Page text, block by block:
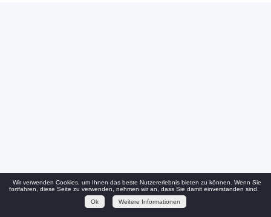
Wir verwenden Cookies, um Ihnen das beste Nutzererlebnis bieten zu können. Wenn Sie
fortfahren, diese Seite zu verwenden, nehmen wir an, dass Sie damit einverstanden sind.
Ok
Weitere Informationen